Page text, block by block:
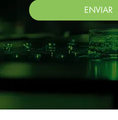
ENVIAR